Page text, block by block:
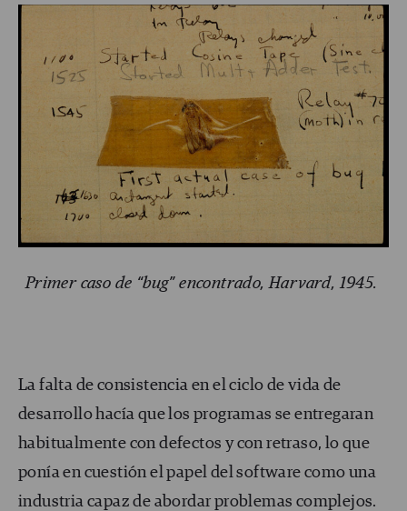
Primer caso de “bug” encontrado, Harvard, 1945.
La falta de consistencia en el ciclo de vida de
desarrollo hacía que los programas se entregaran
habitualmente con defectos y con retraso, lo que
ponía en cuestión el papel del software como una
industria capaz de abordar problemas complejos.